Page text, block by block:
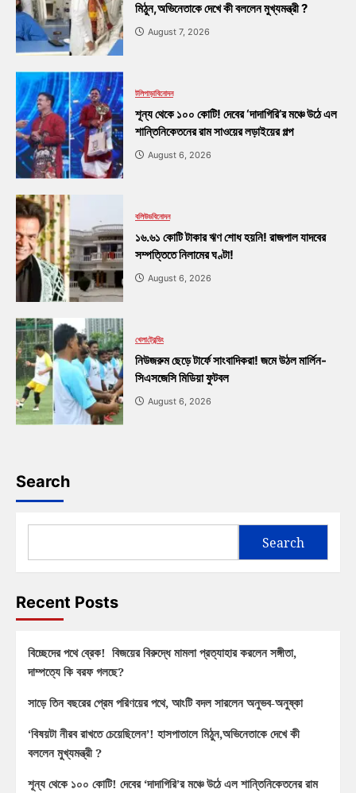
মিঠুন,অভিনেতাকে দেখে কী বললেন মুখ্যমন্ত্রী ?
August 7, 2026
টলিপাড়াবিনোদন
শূন্য থেকে ১০০ কোটি! দেবের ‘দাদাগিরি’র মঞ্চে উঠে এল
শান্তিনিকেতনের রাম সাওয়ের লড়াইয়ের গল্প
August 6, 2026
বলিউডবিনোদন
১৬.৬১ কোটি টাকার ঋণ শোধ হয়নি! রাজপাল যাদবের
সম্পত্তিতে নিলামের ঘণ্টা!
August 6, 2026
খেলাট্রেন্ডিং
নিউজরুম ছেড়ে টার্ফে সাংবাদিকরা! জমে উঠল মার্লিন-
সিএসজেসি মিডিয়া ফুটবল
August 6, 2026
Search
Search
Recent Posts
বিচ্ছেদের পথে ব্রেক! বিজয়ের বিরুদ্ধে মামলা প্রত্যাহার করলেন সঙ্গীতা,
দাম্পত্যে কি বরফ গলছে?
সাড়ে তিন বছরের প্রেম পরিণয়ের পথে, আংটি বদল সারলেন অনুভব-অনুষ্কা
‘বিষয়টা নীরব রাখতে চেয়েছিলেন’! হাসপাতালে মিঠুন,অভিনেতাকে দেখে কী
বললেন মুখ্যমন্ত্রী ?
শূন্য থেকে ১০০ কোটি! দেবের ‘দাদাগিরি’র মঞ্চে উঠে এল শান্তিনিকেতনের রাম